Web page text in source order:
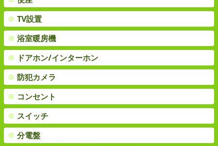
● TV設置
● 浴室暖房機
● ドアホン/インターホン
● 防犯カメラ
● コンセント
● スイッチ
● 分電盤